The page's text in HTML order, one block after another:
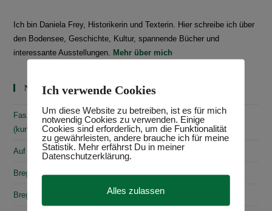
Ich bin Daniela Frey, Historikerin und Texterin. Hier schreibe ich über
den Bodensee, Geschichte, Kultur, spannende Bücher und
interessante Ausstellungen.
Mehr über mich
Neueste Beiträge
Faszinierende Geschichte & fantastische Kunst: 10
(kunst)historische Erlebnisse am Bodensee
Auf den Spuren von Annette von Droste-Hülshoff in Meersburg
Bregenz: Kirchen, Kapellen & Kultur
Bregenz: Stadtgeschichte & Sehenswürdigkeiten
Ich verwende Cookies
Um diese Website zu betreiben, ist es für mich
notwendig Cookies zu verwenden. Einige
Cookies sind erforderlich, um die Funktionalität
zu gewährleisten, andere brauche ich für meine
Statistik. Mehr erfährst Du in meiner
Datenschutzerklärung.
Alles zulassen